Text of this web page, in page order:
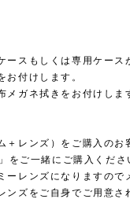
ースもしくは専用ケース
お付けします。
メガネ拭きをお付けしま
＋レンズ）をご購入のお
をご一緒にご購入くだ
ーレンズになりますので
ンズをご自身でご用意さ